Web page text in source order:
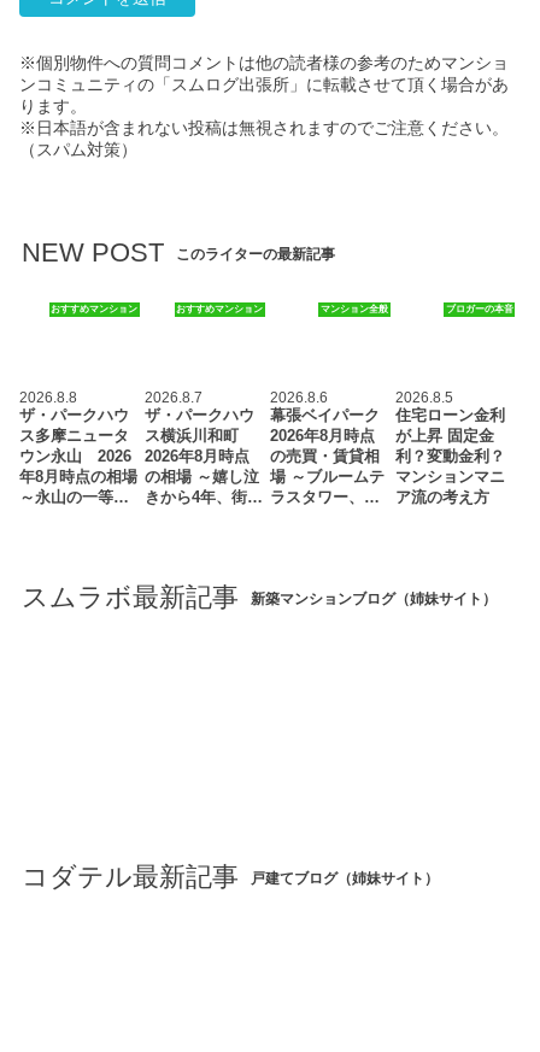
※個別物件への質問コメントは他の読者様の参考のためマンショ
ンコミュニティの「スムログ出張所」に転載させて頂く場合があ
ります。
※日本語が含まれない投稿は無視されますのでご注意ください。
（スパム対策）
NEW POST このライターの最新記事
おすすめマンション
2026.8.8
ザ・パークハウ
ス多摩ニュータ
ウン永山 2026
年8月時点の相場
～永山の一等…
おすすめマンション
2026.8.7
ザ・パークハウ
ス横浜川和町
2026年8月時点
の相場 ～嬉し泣
きから4年、街…
マンション全般
2026.8.6
幕張ベイパーク
2026年8月時点
の売買・賃貸相
場 ～ブルームテ
ラスタワー、…
ブロガーの本音
2026.8.5
住宅ローン金利
が上昇 固定金
利？変動金利？
マンションマニ
ア流の考え方
スムラボ最新記事 新築マンションブログ（姉妹サイト）
コダテル最新記事 戸建てブログ（姉妹サイト）